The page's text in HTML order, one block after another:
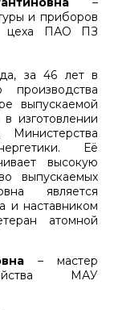
и приборов
цеха ПАО ПЗ
за 46 лет в
выпускаемой
изготовлении
Её
высокую
выпускаемых
является
и наставником
атомной
– мастер
МАУ